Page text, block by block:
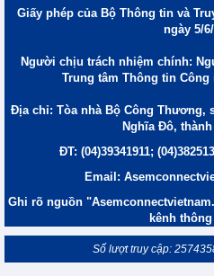
Giấy phép của Bộ Thông tin và
ngày 5/
Người chịu trách nhiệm chính:
Trung tâm Thông tin
Địa chỉ: Tòa nhà Bộ Công Thương,
Nghĩa Đô,
ĐT: (04)39341911;
Email:
Ghi rõ nguồn
kênh
Số lượt truy cập: